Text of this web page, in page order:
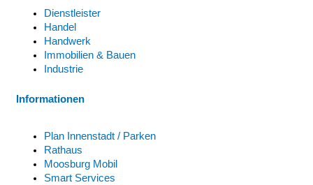
Dienstleister
Handel
Handwerk
Immobilien & Bauen
Industrie
Informationen
Plan Innenstadt / Parken
Rathaus
Moosburg Mobil
Smart Services